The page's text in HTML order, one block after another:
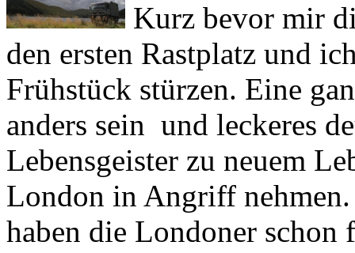
Kurz bevor mir
den ersten Rastplatz und
Frühstück stürzen. Eine
anders sein ­ und leckeres
Lebensgeister zu neuem
London in Angriff
haben die Londoner schon